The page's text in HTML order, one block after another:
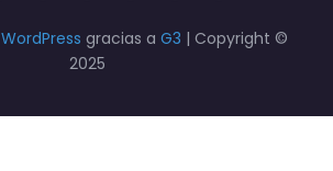
WordPress gracias a G3 | Copyright ©
2025